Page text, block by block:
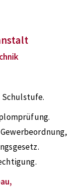
Schulstufe.